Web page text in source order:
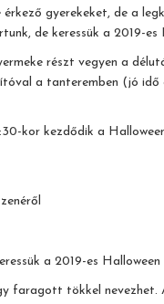
gyerekeket, de a
de keressük a 2019-
részt vegyen a
a tanteremben (jó
kor kezdődik a
a 2019-es
faragott tökkel